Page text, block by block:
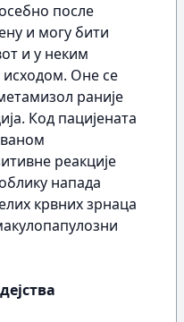
после
и могу бити
и у неким
исходом. Оне се
раније
Код пацијената
реакције
напада
крвних зрнаца